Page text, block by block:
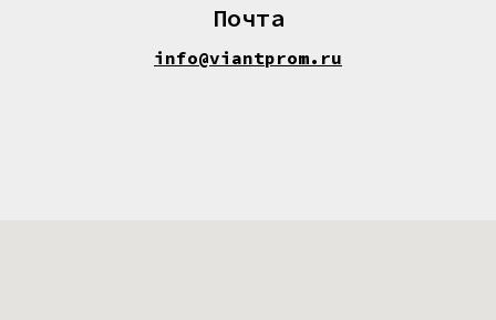
Почта
info@viantprom.ru